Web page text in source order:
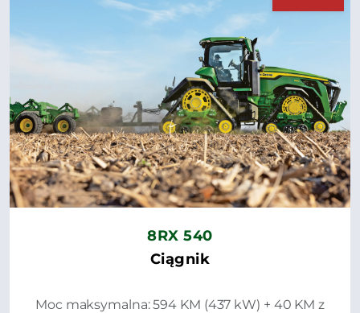
8RX 540
Ciągnik
Moc maksymalna: 594 KM (437 kW) + 40 KM z